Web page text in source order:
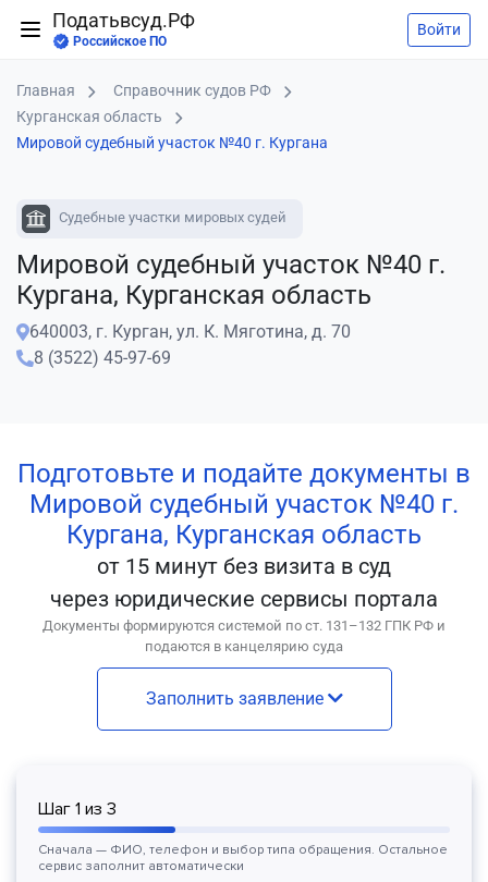
Податьвсуд.РФ
Российское ПО
Войти
Главная
Справочник судов РФ
Курганская область
Мировой судебный участок №40 г. Кургана
Судебные участки мировых судей
Мировой судебный участок №40 г.
Кургана, Курганская область
640003, г. Курган, ул. К. Мяготина, д. 70
8 (3522) 45-97-69
Подготовьте и подайте документы в
Мировой судебный участок №40 г.
Кургана, Курганская область
от 15 минут без визита в суд
через юридические сервисы портала
Документы формируются системой по ст. 131–132 ГПК РФ и
подаются в канцелярию суда
Заполнить заявление
Шаг 1 из 3
Сначала — ФИО, телефон и выбор типа обращения. Остальное
сервис заполнит автоматически